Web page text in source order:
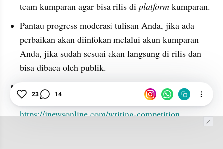
team kumparan agar bisa rilis di platform kumparan.
Pantau progress moderasi tulisan Anda, jika ada
perbaikan akan diinfokan melalui akun kumparan
Anda, jika sudah sesuai akan langsung di rilis dan
bisa dibaca oleh publik.
Setelah tulisan Anda rilis di kumparan, submit
tulisan Anda melalui formulir pendaftaran berikut
https://jnewsonline.com/writing-competition.
23 14